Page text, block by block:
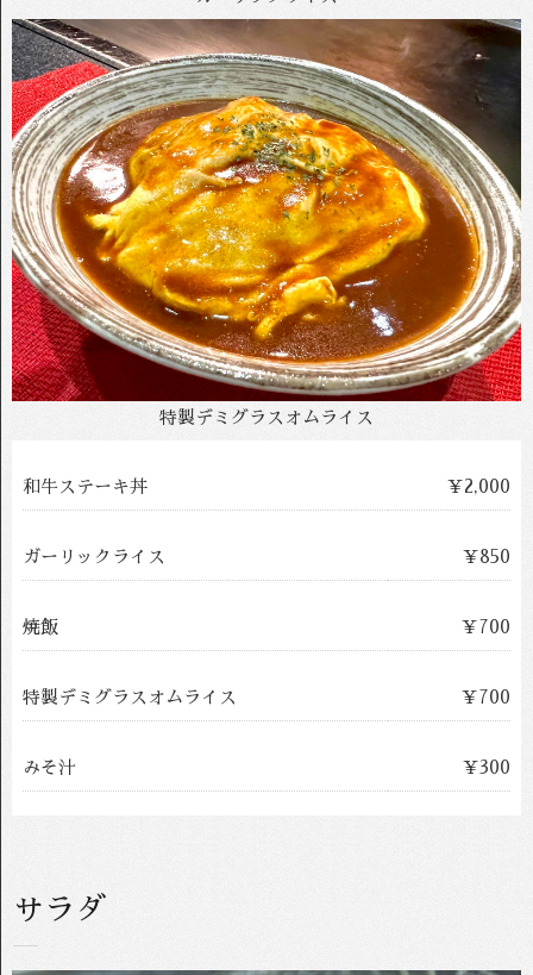
特製デミグラスオムライス
和牛ステーキ丼 ￥2,000
ガーリックライス ￥850
焼飯 ￥700
特製デミグラスオムライス ￥700
みそ汁 ￥300
サラダ